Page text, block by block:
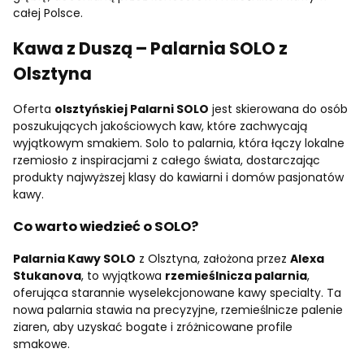
całej Polsce.
Kawa z Duszą – Palarnia SOLO z
Olsztyna
Oferta olsztyńskiej Palarni SOLO jest skierowana do osób
poszukujących jakościowych kaw, które zachwycają
wyjątkowym smakiem. Solo to palarnia, która łączy lokalne
rzemiosło z inspiracjami z całego świata, dostarczając
produkty najwyższej klasy do kawiarni i domów pasjonatów
kawy.
Co warto wiedzieć o SOLO?
Palarnia Kawy SOLO z Olsztyna, założona przez Alexa
Stukanova, to wyjątkowa rzemieślnicza palarnia,
oferująca starannie wyselekcjonowane kawy specialty. Ta
nowa palarnia stawia na precyzyjne, rzemieślnicze palenie
ziaren, aby uzyskać bogate i zróżnicowane profile
smakowe.